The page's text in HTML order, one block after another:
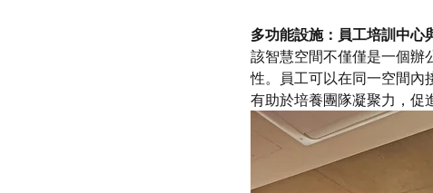
多功能設施：員工培訓中心
該智慧空間不僅僅是一個辦
性。員工可以在同一空間內
有助於培養團隊凝聚力，促